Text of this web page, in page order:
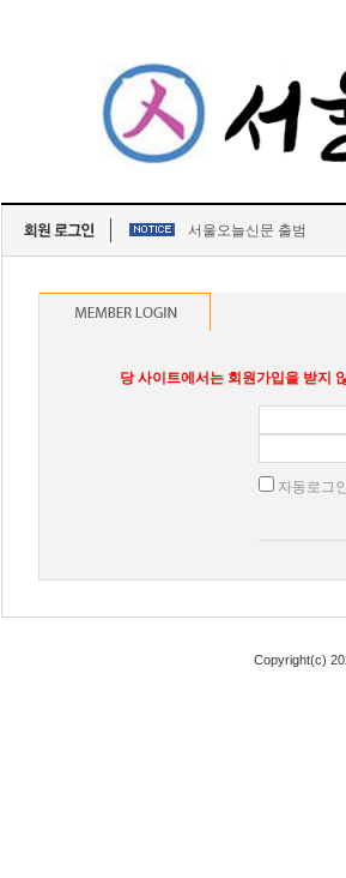
서울오늘신문 출범
당 사이트에서는 회원가입을 받지
자동로그
Copyright(c)